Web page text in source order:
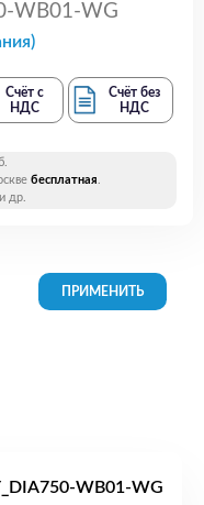
WB01-WG
Счёт с
НДС
Счёт без
НДС
бесплатная.
др.
WB01-WG